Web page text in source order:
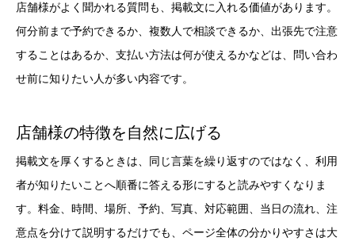
店舗様がよく聞かれる質問も、掲載文に入れる価値があります。
何分前まで予約できるか、複数人で相談できるか、出張先で注意
することはあるか、支払い方法は何が使えるかなどは、問い合わ
せ前に知りたい人が多い内容です。
店舗様の特徴を自然に広げる
掲載文を厚くするときは、同じ言葉を繰り返すのではなく、利用
者が知りたいことへ順番に答える形にすると読みやすくなりま
す。料金、時間、場所、予約、写真、対応範囲、当日の流れ、注
意点を分けて説明するだけでも、ページ全体の分かりやすさは大